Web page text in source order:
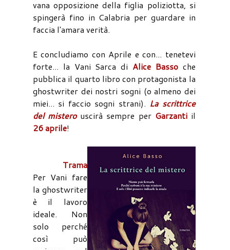
vana opposizione della figlia poliziotta, si
spingerà fino in Calabria per guardare in
faccia l'amara verità.
E concludiamo con Aprile e con... tenetevi
forte... la Vani Sarca di Alice Bassoche
pubblica il quarto libro con protagonista la
ghostwriter dei nostri sogni (o almeno dei
miei... si faccio sogni strani). La scrittrice
del misterouscirà sempre per Garzantiil
26 aprile!
Trama
Per Vani fare
la ghostwriter
è il lavoro
ideale. Non
solo perché
così può